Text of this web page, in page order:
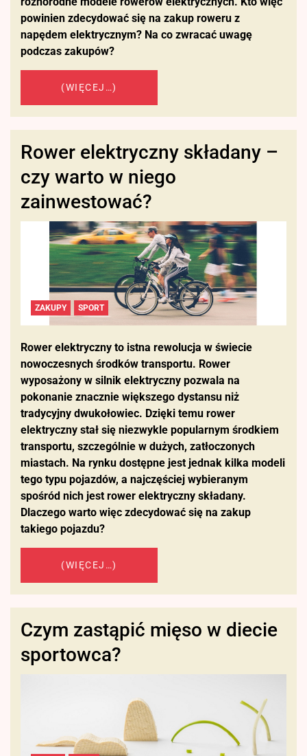
powinien zdecydować się na zakup roweru z
napędem elektrycznym? Na co zwracać uwagę
podczas zakupów?
(WIĘCEJ…)
Rower elektryczny składany –
czy warto w niego
zainwestować?
SPORT
ZAKUPY
Rower elektryczny to istna rewolucja w świecie
nowoczesnych środków transportu. Rower
wyposażony w silnik elektryczny pozwala na
pokonanie znacznie większego dystansu niż
tradycyjny dwukołowiec. Dzięki temu rower
elektryczny stał się niezwykle popularnym środkiem
transportu, szczególnie w dużych, zatłoczonych
miastach. Na rynku dostępne jest jednak kilka modeli
tego typu pojazdów, a najczęściej wybieranym
spośród nich jest rower elektryczny składany.
Dlaczego warto więc zdecydować się na zakup
takiego pojazdu?
(WIĘCEJ…)
Czym zastąpić mięso w diecie
sportowca?